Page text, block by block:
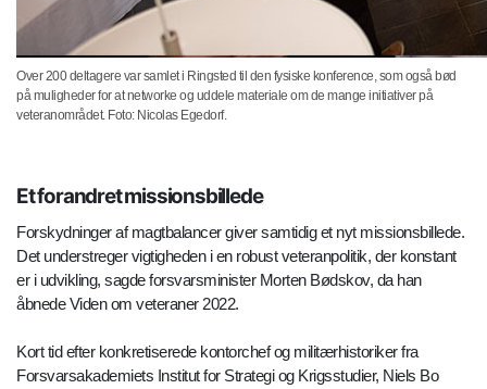
Over 200 deltagere var samlet i Ringsted til den fysiske konference, som også bød
på muligheder for at networke og uddele materiale om de mange initiativer på
veteranområdet. Foto: Nicolas Egedorf.
Et forandret missionsbillede
Forskydninger af magtbalancer giver samtidig et nyt missionsbillede.
Det understreger vigtigheden i en robust veteranpolitik, der konstant
er i udvikling, sagde forsvarsminister Morten Bødskov, da han
åbnede Viden om veteraner 2022.
Kort tid efter konkretiserede kontorchef og militærhistoriker fra
Forsvarsakademiets Institut for Strategi og Krigsstudier, Niels Bo